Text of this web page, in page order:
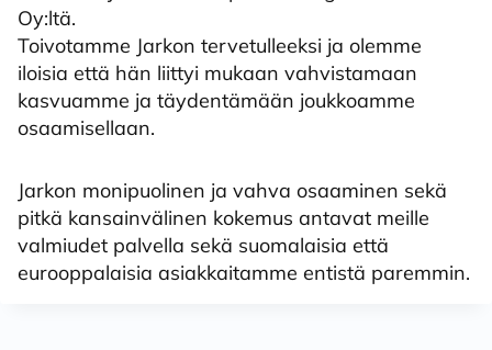
Oy:ltä.
Toivotamme Jarkon tervetulleeksi ja olemme
iloisia että hän liittyi mukaan vahvistamaan
kasvuamme ja täydentämään joukkoamme
osaamisellaan.
Jarkon monipuolinen ja vahva osaaminen sekä
pitkä kansainvälinen kokemus antavat meille
valmiudet palvella sekä suomalaisia että
eurooppalaisia asiakkaitamme entistä paremmin.